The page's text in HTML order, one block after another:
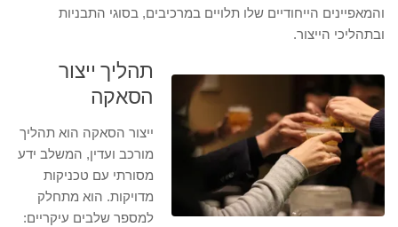
והמאפיינים הייחודיים שלו תלויים במרכיבים, בסוגי התבניות
ובתהליכי הייצור.
תהליך ייצור
הסאקה
ייצור הסאקה הוא תהליך
מורכב ועדין, המשלב ידע
מסורתי עם טכניקות
מדויקות. הוא מתחלק
למספר שלבים עיקריים: